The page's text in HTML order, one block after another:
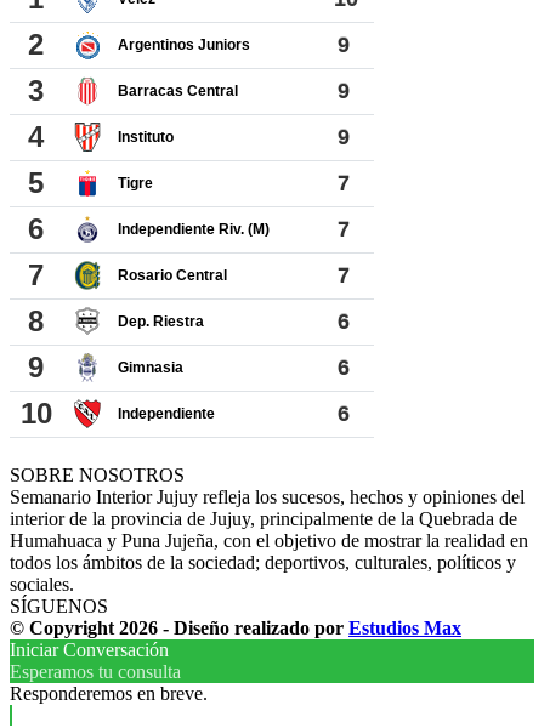
SOBRE NOSOTROS
Semanario Interior Jujuy refleja los sucesos, hechos y opiniones del
interior de la provincia de Jujuy, principalmente de la Quebrada de
Humahuaca y Puna Jujeña, con el objetivo de mostrar la realidad en
todos los ámbitos de la sociedad; deportivos, culturales, políticos y
sociales.
SÍGUENOS
© Copyright 2026 - Diseño realizado por Estudios Max
Iniciar Conversación
Esperamos tu consulta
Responderemos en breve.